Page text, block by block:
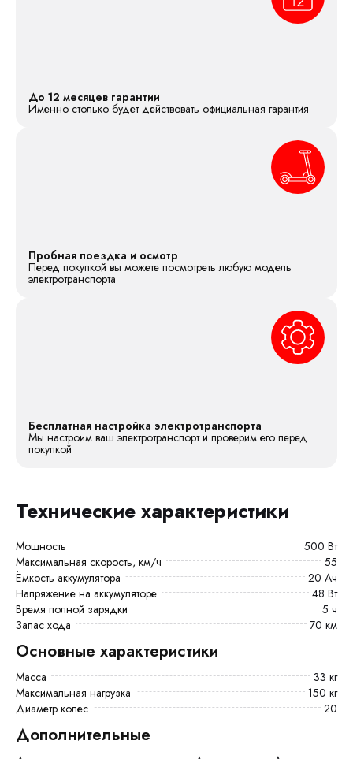
До 12 месяцев гарантии
Именно столько будет действовать официальная гарантия
Пробная поездка и осмотр
Перед покупкой вы можете посмотреть любую модель
электротранспорта
Бесплатная настройка электротранспорта
Мы настроим ваш электротранспорт и проверим его перед
покупкой
Технические характеристики
Мощность
500 Вт
Максимальная скорость, км/ч
55
Ёмкость аккумулятора
20 Ач
Напряжение на аккумуляторе
48 Вт
Время полной зарядки
5 ч
Запас хода
70 км
Основные характеристики
Масса
33 кг
Максимальная нагрузка
150 кг
Диаметр колес
20
Дополнительные